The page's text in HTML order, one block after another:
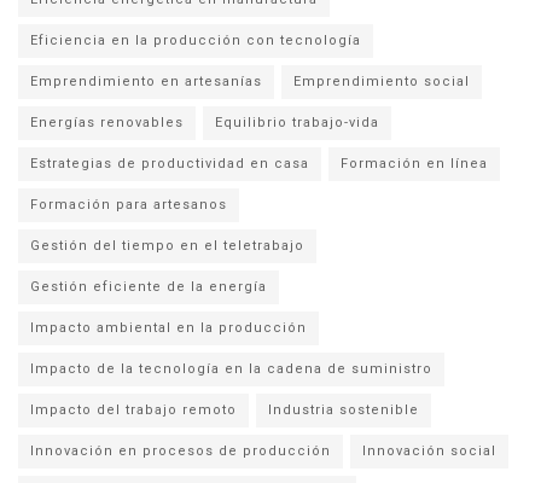
Eficiencia en la producción con tecnología
Emprendimiento en artesanías Emprendimiento social
Energías renovables Equilibrio trabajo-vida
Estrategias de productividad en casa Formación en línea
Formación para artesanos
Gestión del tiempo en el teletrabajo
Gestión eficiente de la energía
Impacto ambiental en la producción
Impacto de la tecnología en la cadena de suministro
Impacto del trabajo remoto Industria sostenible
Innovación en procesos de producción Innovación social